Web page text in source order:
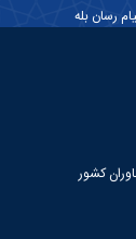
رسان بله
کشور